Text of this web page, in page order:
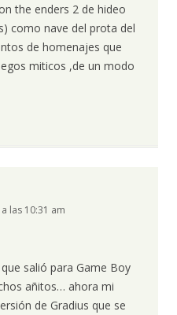
the enders 2 de hideo
como nave del prota del
de homenajes que
miticos ,de un modo
las 10:31 am
salió para Game Boy
añitos… ahora mi
de Gradius que se